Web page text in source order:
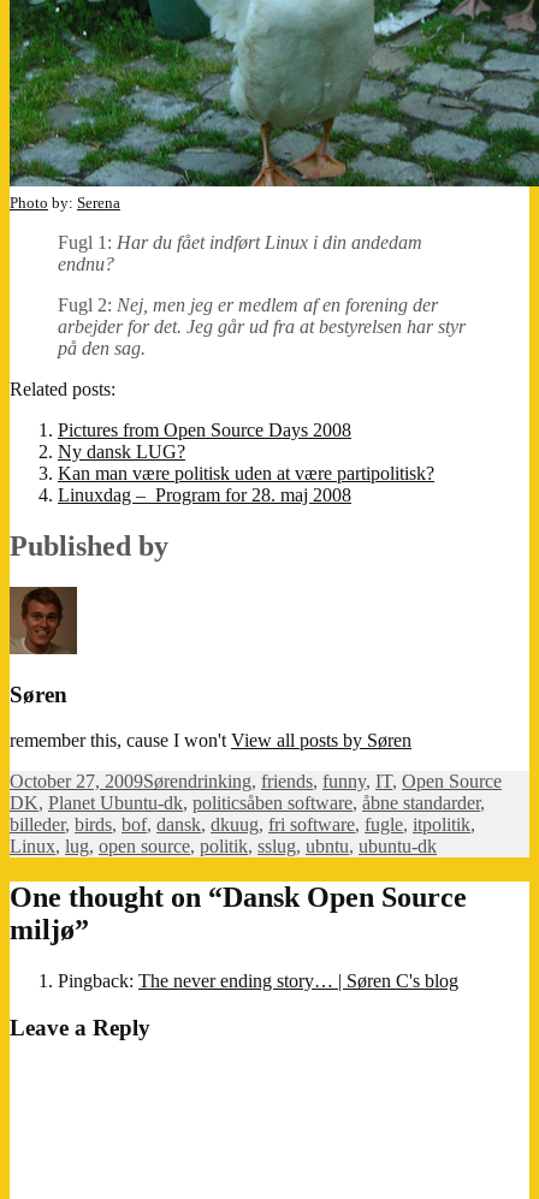
Photo by: Serena
Fugl 1: Har du fået indført Linux i din andedam
endnu?
Fugl 2: Nej, men jeg er medlem af en forening der
arbejder for det. Jeg går ud fra at bestyrelsen har styr
på den sag.
Related posts:
Pictures from Open Source Days 2008
Ny dansk LUG?
Kan man være politisk uden at være partipolitisk?
Linuxdag – Program for 28. maj 2008
Published by
Søren
remember this, cause I won't View all posts by Søren
Posted
on
October 27, 2009Author
SørenCategories
drinking, friends, funny, IT, Open Source
DK, Planet Ubuntu-dk, politicsTags
åben software, åbne standarder,
billeder, birds, bof, dansk, dkuug, fri software, fugle, itpolitik,
Linux, lug, open source, politik, sslug, ubntu, ubuntu-dk
One thought on “Dansk Open Source
miljø”
Pingback: The never ending story… | Søren C's blog
Leave a Reply